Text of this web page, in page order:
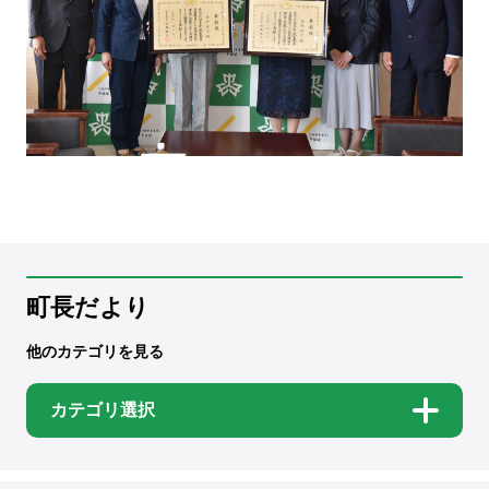
町長だより
他のカテゴリを見る
カテゴリ選択